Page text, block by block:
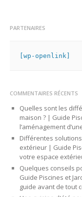
PARTENAIRES
[wp-openlink]
COMMENTAIRES RÉCENTS
Quelles sont les
maison ? | Guide
l’aménagement
Différentes
extérieur | Guide
votre espace
Quelques conseils
Guide Piscines et
guide avant de tout